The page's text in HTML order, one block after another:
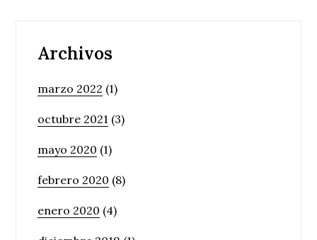
Archivos
marzo 2022 (1)
octubre 2021 (3)
mayo 2020 (1)
febrero 2020 (8)
enero 2020 (4)